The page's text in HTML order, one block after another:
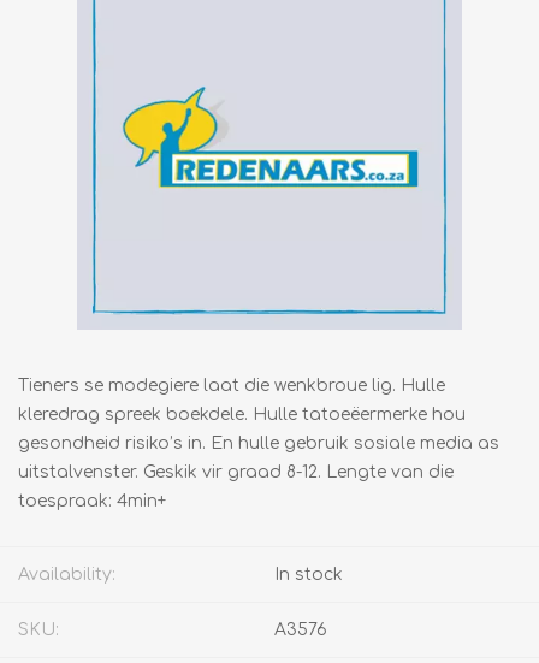
Tieners se modegiere laat die wenkbroue lig. Hulle
kleredrag spreek boekdele. Hulle tatoeëermerke hou
gesondheid risiko’s in. En hulle gebruik sosiale media as
uitstalvenster. Geskik vir graad 8-12. Lengte van die
toespraak: 4min+
Availability: In stock
SKU: A3576